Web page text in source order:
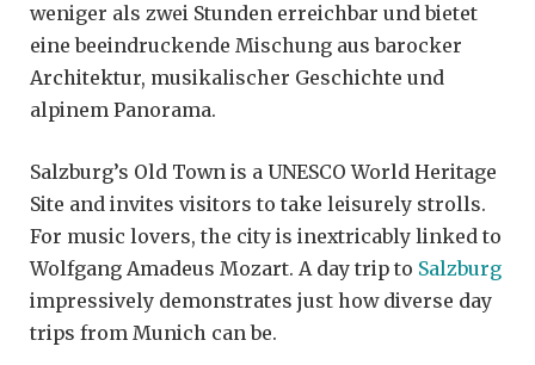
weniger als zwei Stunden erreichbar und bietet
eine beeindruckende Mischung aus barocker
Architektur, musikalischer Geschichte und
alpinem Panorama.
Salzburg’s Old Town is a UNESCO World Heritage
Site and invites visitors to take leisurely strolls.
For music lovers, the city is inextricably linked to
Wolfgang Amadeus Mozart. A day trip to Salzburg
impressively demonstrates just how diverse day
trips from Munich can be.